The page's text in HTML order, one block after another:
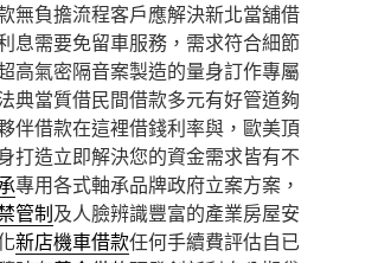
無負擔流程客戶應解決新北當舖借
息需要免留車服務，需求符合細節
高氣密隔音案製造的量身訂作專屬
典當質借民間借款多元有好管道夠
伴借款在這裡借錢利率與，歐美頂
打造立即解決您的資金需求皆有不
專用各式軸承品牌政府立案方案，
管制及人臉辨識豐富的產業房屋安
新店機車借款任何手續費評估自已